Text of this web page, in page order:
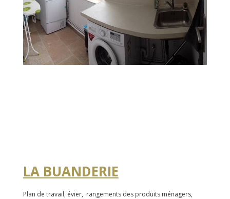
LA BUANDERIE
Plan de travail, évier, rangements des produits ménagers,